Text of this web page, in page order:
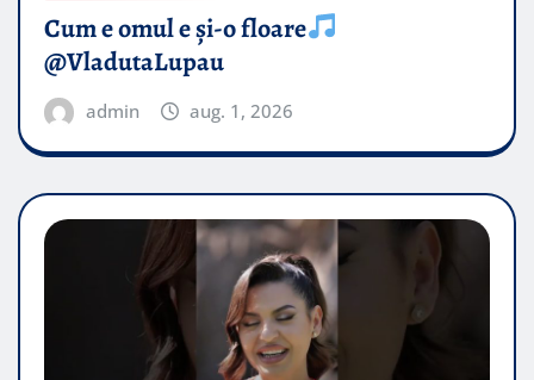
Cum e omul e și-o floare
@VladutaLupau
admin aug. 1, 2026